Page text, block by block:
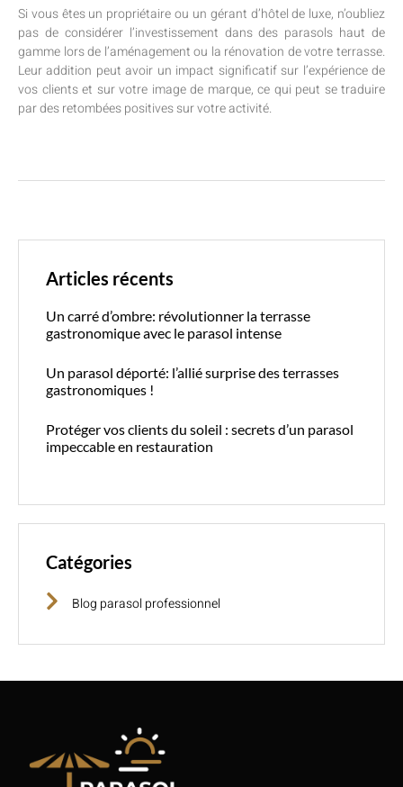
Si vous êtes un propriétaire ou un gérant d’hôtel de luxe, n’oubliez
pas de considérer l’investissement dans des parasols haut de
gamme lors de l’aménagement ou la rénovation de votre terrasse.
Leur addition peut avoir un impact significatif sur l’expérience de
vos clients et sur votre image de marque, ce qui peut se traduire
par des retombées positives sur votre activité.
Articles récents
Un carré d’ombre: révolutionner la terrasse
gastronomique avec le parasol intense
Un parasol déporté: l’allié surprise des terrasses
gastronomiques !
Protéger vos clients du soleil : secrets d’un parasol
impeccable en restauration
Catégories
Blog parasol professionnel